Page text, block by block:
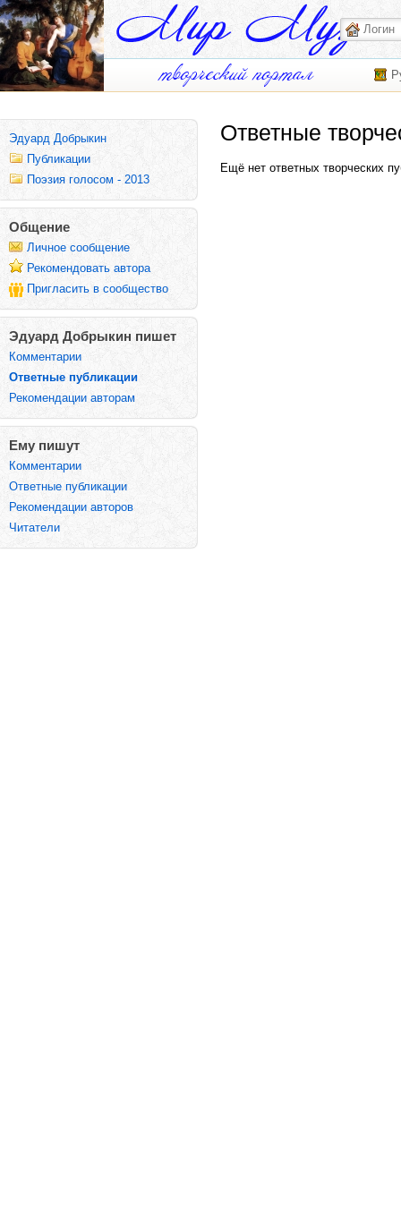
Эдуард Добрыкин
Публикации
Поэзия голосом - 2013
Общение
Личное сообщение
Рекомендовать автора
Пригласить в сообщество
Эдуард Добрыкин пишет
Комментарии
Ответные публикации
Рекомендации авторам
Ему пишут
Комментарии
Ответные публикации
Рекомендации авторов
Читатели
Ответные
Ещё нет ответных творческих